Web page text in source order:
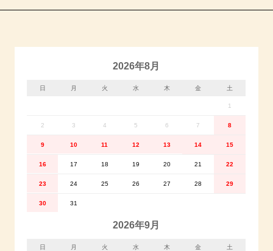
2026年8月
日 月 火 水 木 金 土
1
2 3 4 5 6 7 8
9 10 11 12 13 14 15
16 17 18 19 20 21 22
23 24 25 26 27 28 29
30 31
2026年9月
日 月 火 水 木 金 土